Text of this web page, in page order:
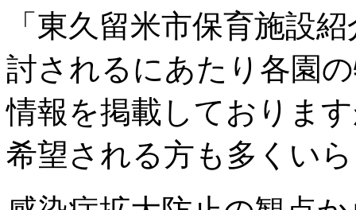
「東久留米市保育施設
討されるにあたり各園
情報を掲載しておりま
希望される方も多くい